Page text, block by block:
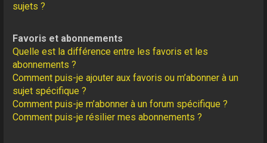
sujets ?
Favoris et abonnements
Quelle est la différence entre les favoris et les
abonnements ?
Comment puis-je ajouter aux favoris ou m’abonner à un
sujet spécifique ?
Comment puis-je m’abonner à un forum spécifique ?
Comment puis-je résilier mes abonnements ?